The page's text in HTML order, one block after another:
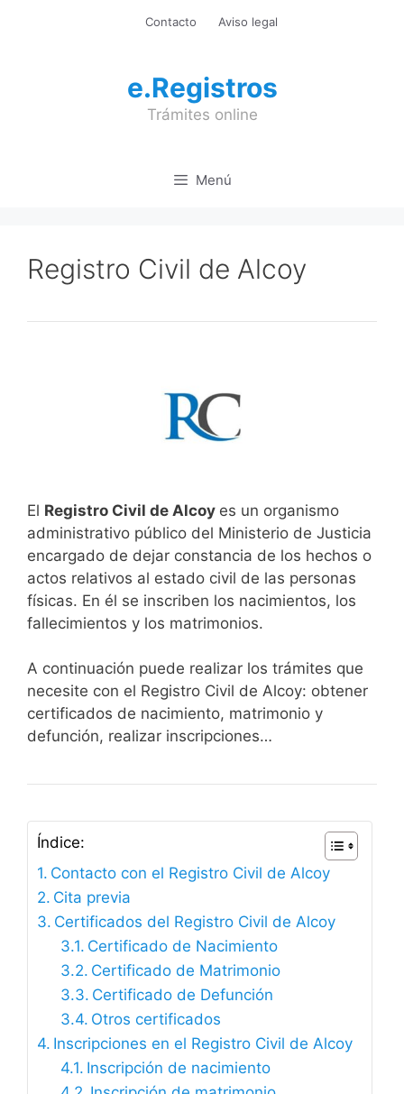
Contacto Aviso legal
e.Registros
Trámites online
Menú
Registro Civil de Alcoy
El Registro Civil de Alcoy es un organismo
administrativo público del Ministerio de Justicia
encargado de dejar constancia de los hechos o
actos relativos al estado civil de las personas
físicas. En él se inscriben los nacimientos, los
fallecimientos y los matrimonios.
A continuación puede realizar los trámites que
necesite con el Registro Civil de Alcoy: obtener
certificados de nacimiento, matrimonio y
defunción, realizar inscripciones…
Índice:
Contacto con el Registro Civil de Alcoy
Cita previa
Certificados del Registro Civil de Alcoy
Certificado de Nacimiento
Certificado de Matrimonio
Certificado de Defunción
Otros certificados
Inscripciones en el Registro Civil de Alcoy
Inscripción de nacimiento